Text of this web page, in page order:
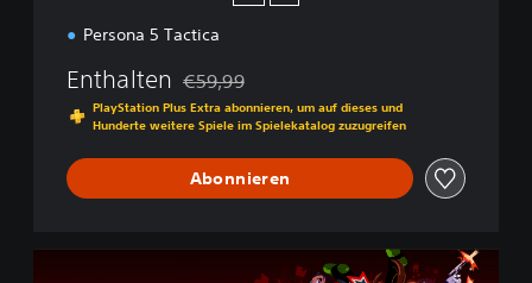
Persona 5 Tactica
Enthalten Preisnachlass gegenüber dem Originalpreis
€59,99
PlayStation Plus Extra abonnieren, um auf dieses und
Hunderte weitere Spiele im Spielekatalog zuzugreifen
Abonnieren